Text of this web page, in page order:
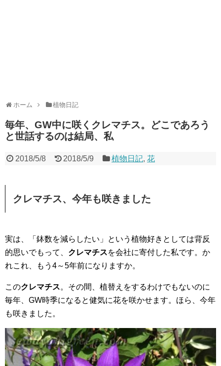
ホーム 植物日記
毎年、GW中に咲くクレマチス。どこであろう
と世話するのは結局、私
2018/5/8 2018/5/9 植物日記,花
クレマチス、今年も咲きました
実は、「鉢数を減らしたい」という植物好きとしては背反
的思いでもって、 クレマチスを会社に寄付した私です。か
れこれ、もう4～5年前になりますか。
このクレマチス。その間、植替えをするわけでもないのに
毎年、GW時季になると健気に花を咲かせます。ほら、今年
も咲きました。